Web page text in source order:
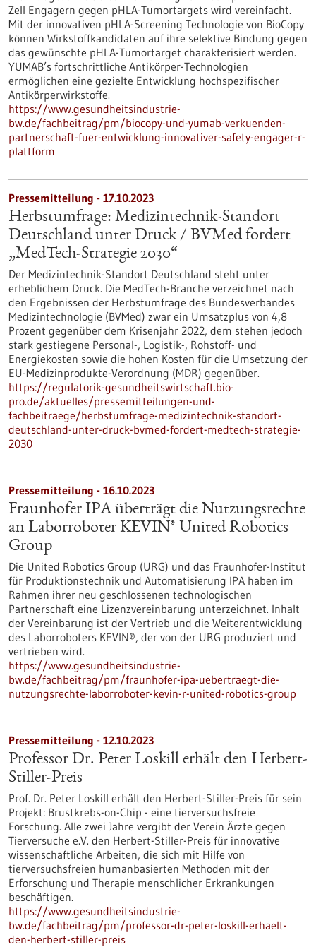
Zell Engagern gegen pHLA-Tumortargets wird vereinfacht.
Mit der innovativen pHLA-Screening Technologie von BioCopy
können Wirkstoffkandidaten auf ihre selektive Bindung gegen
das gewünschte pHLA-Tumortarget charakterisiert werden.
YUMAB’s fortschrittliche Antikörper-Technologien
ermöglichen eine gezielte Entwicklung hochspezifischer
Antikörperwirkstoffe.
https://www.gesundheitsindustrie-
bw.de/fachbeitrag/pm/biocopy-und-yumab-verkuenden-
partnerschaft-fuer-entwicklung-innovativer-safety-engager-r-
plattform
Pressemitteilung - 17.10.2023
Herbstumfrage: Medizintechnik-Standort
Deutschland unter Druck / BVMed fordert
„MedTech-Strategie 2030“
Der Medizintechnik-Standort Deutschland steht unter
erheblichem Druck. Die MedTech-Branche verzeichnet nach
den Ergebnissen der Herbstumfrage des Bundesverbandes
Medizintechnologie (BVMed) zwar ein Umsatzplus von 4,8
Prozent gegenüber dem Krisenjahr 2022, dem stehen jedoch
stark gestiegene Personal-, Logistik-, Rohstoff- und
Energiekosten sowie die hohen Kosten für die Umsetzung der
EU-Medizinprodukte-Verordnung (MDR) gegenüber.
https://regulatorik-gesundheitswirtschaft.bio-
pro.de/aktuelles/pressemitteilungen-und-
fachbeitraege/herbstumfrage-medizintechnik-standort-
deutschland-unter-druck-bvmed-fordert-medtech-strategie-
2030
Pressemitteilung - 16.10.2023
Fraunhofer IPA überträgt die Nutzungsrechte
an Laborroboter KEVIN® United Robotics
Group
Die United Robotics Group (URG) und das Fraunhofer-Institut
für Produktionstechnik und Automatisierung IPA haben im
Rahmen ihrer neu geschlossenen technologischen
Partnerschaft eine Lizenzvereinbarung unterzeichnet. Inhalt
der Vereinbarung ist der Vertrieb und die Weiterentwicklung
des Laborroboters KEVIN®, der von der URG produziert und
vertrieben wird.
https://www.gesundheitsindustrie-
bw.de/fachbeitrag/pm/fraunhofer-ipa-uebertraegt-die-
nutzungsrechte-laborroboter-kevin-r-united-robotics-group
Pressemitteilung - 12.10.2023
Professor Dr. Peter Loskill erhält den Herbert-
Stiller-Preis
Prof. Dr. Peter Loskill erhält den Herbert-Stiller-Preis für sein
Projekt: Brustkrebs-on-Chip - eine tierversuchsfreie
Forschung. Alle zwei Jahre vergibt der Verein Ärzte gegen
Tierversuche e.V. den Herbert-Stiller-Preis für innovative
wissenschaftliche Arbeiten, die sich mit Hilfe von
tierversuchsfreien humanbasierten Methoden mit der
Erforschung und Therapie menschlicher Erkrankungen
beschäftigen.
https://www.gesundheitsindustrie-
bw.de/fachbeitrag/pm/professor-dr-peter-loskill-erhaelt-
den-herbert-stiller-preis